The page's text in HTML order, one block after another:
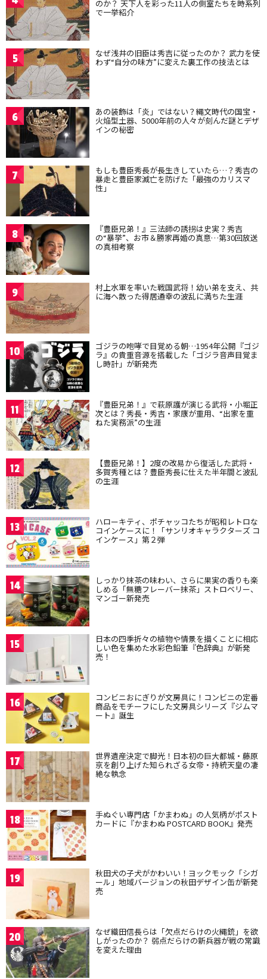
のか？ 天下人を彩った11人の側室たちを時系列
で一挙紹介
5 なぜ浅井の旧臣は秀吉に従ったのか？ 武力を使
わず“自分の味方”に変えた裏工作の技法とは
6 あの装飾は「炎」ではない？縄文時代の国宝・
火焔型土器、5000年前の人々が刻んだ謎とデザ
インの秘密
7 もしも豊臣秀長が長生きしていたら…？秀吉の
暴走と豊臣家滅亡を防げた「最強のカリスマ
性」
8 『豊臣兄弟！』三法師の誘拐は史実？秀吉
の“暴挙”、お市＆勝家再婚の真意…第30回放送
の真相考察
9 村上水軍を率いた戦国武将！幼い弟を支え、共
に海へ散った得居通幸の波乱に満ちた生涯
10 ゴジラの咆哮で目覚める朝…1954年公開『ゴジ
ラ』の貴重音源を搭載した「ゴジラ音声目覚ま
し時計」が新発売
11 『豊臣兄弟！』で萩原護が演じる武将・小堀正
次とは？秀長・秀吉・家康が重用、“出家を重
ねた実務派”の生涯
12 【豊臣兄弟！】2度の改易から復活した武将・
多賀秀種とは？豊臣秀長に仕えた半年間と波乱
の生涯
13 ハローキティ、ポチャッコたちが昭和レトロな
コインケースに！「サンリオキャラクターズ コ
インケース」第２弾
14 しっかり抹茶の味わい、さらに果実の香りも楽
しめる「無糖フレーバー抹茶」ストロベリー、
マンゴー新発売
15 日本の四季折々の植物や情景を描くことに相応
しい色を集めた水彩色鉛筆『色辞典』が新発
売！
16 コンビニおにぎりが文房具に！コンビニの定番
商品をモチーフにした文房具シリーズ『ジムマ
ート』誕生
17 世界遺産決定で脚光！日本初の巨大都城・藤原
京を創り上げた知られざる女帝・持統天皇の凄
絶な執念
18 手ぬぐい専門店「かまわぬ」の人気柄がポスト
カードに『かまわぬ POSTCARD BOOK』発売
19 秋田犬の子犬がかわいい！ヨックモック「シガ
ール」地域バージョンの秋田デザイン缶が新発
売
20 なぜ織田信長らは「欠点だらけの火縄銃」を欲
しがったのか？ 弱点だらけの新兵器が戦の常識
を変えた理由